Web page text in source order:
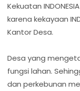
Kekuatan
karena kekayaan
Kantor Desa.
Desa yang
fungsi lahan.
dan perkebunan